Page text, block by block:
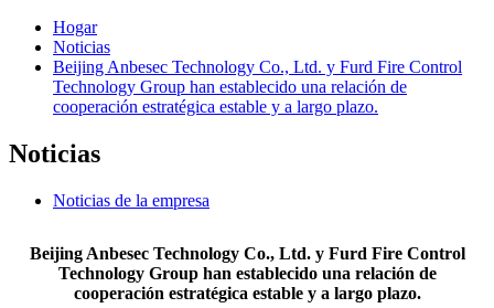
Hogar
Noticias
Beijing Anbesec Technology Co., Ltd. y Furd Fire Control
Technology Group han establecido una relación de
cooperación estratégica estable y a largo plazo.
Noticias
Noticias de la empresa
Beijing Anbesec Technology Co., Ltd. y Furd Fire Control
Technology Group han establecido una relación de
cooperación estratégica estable y a largo plazo.